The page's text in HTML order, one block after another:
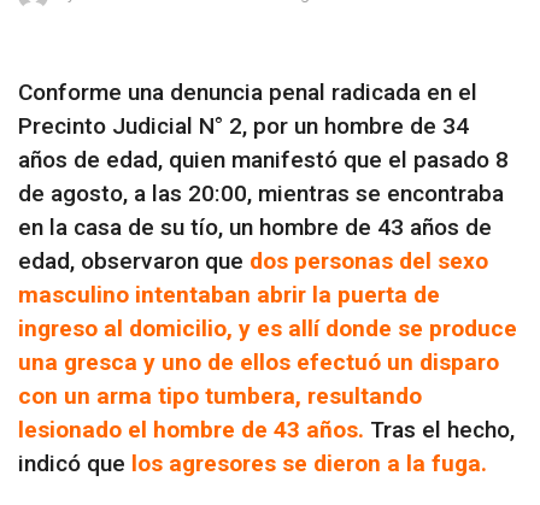
Conforme una denuncia penal radicada en el
Precinto Judicial N° 2, por un hombre de 34
años de edad, quien manifestó que el pasado 8
de agosto, a las 20:00, mientras se encontraba
en la casa de su tío, un hombre de 43 años de
edad, observaron que dos personas del sexo
masculino intentaban abrir la puerta de
ingreso al domicilio, y es allí donde se produce
una gresca y uno de ellos efectuó un disparo
con un arma tipo tumbera, resultando
lesionado el hombre de 43 años. Tras el hecho,
indicó que los agresores se dieron a la fuga.